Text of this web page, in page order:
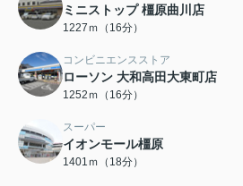
ミニストップ 橿原曲川店
1227ｍ（16分）
コンビニエンスストア
ローソン 大和高田大東町店
1252ｍ（16分）
スーパー
イオンモール橿原
1401ｍ（18分）